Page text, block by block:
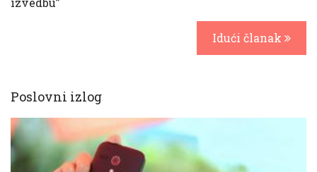
Idući članak
Poslovni izlog